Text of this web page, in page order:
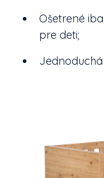
Ošetrené
pre deti;